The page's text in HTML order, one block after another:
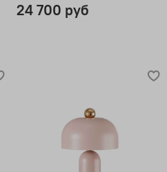
24 700 руб